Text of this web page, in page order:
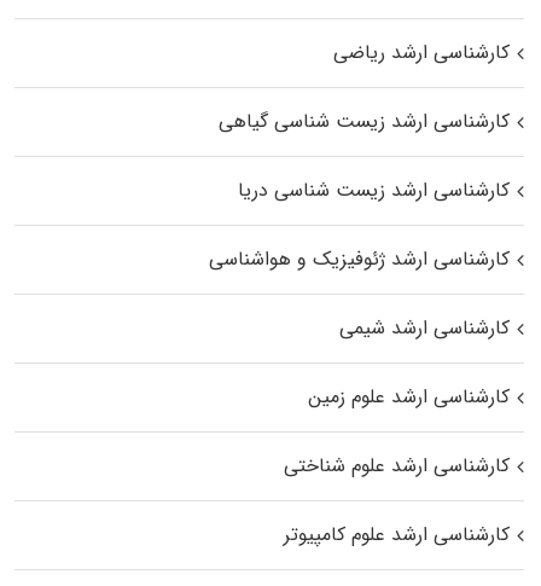
کارشناسی ارشد ریاضی
کارشناسی ارشد زیست‌ شناسی گیاهی
کارشناسی ارشد زیست‌ شناسی دریا
کارشناسی ارشد ژئوفیزیک و هواشناسی
کارشناسی ارشد شیمی
کارشناسی ارشد علوم زمین
کارشناسی ارشد علوم شناختی
کارشناسی ارشد علوم کامپیوتر